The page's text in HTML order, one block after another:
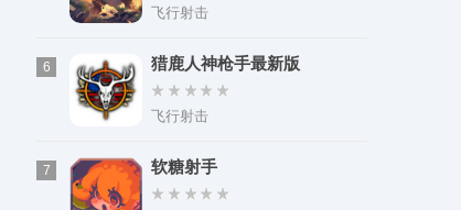
飞行射击
6 猎鹿人神枪手最新版
飞行射击
7 软糖射手